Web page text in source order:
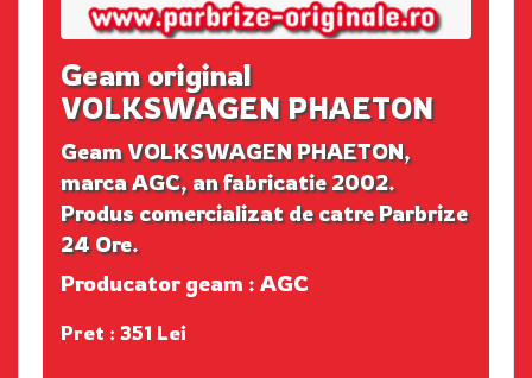
Geam original
VOLKSWAGEN PHAETON
Geam VOLKSWAGEN PHAETON,
marca AGC, an fabricatie 2002.
Produs comercializat de catre Parbrize
24 Ore.
Producator geam : AGC
Pret : 351 Lei